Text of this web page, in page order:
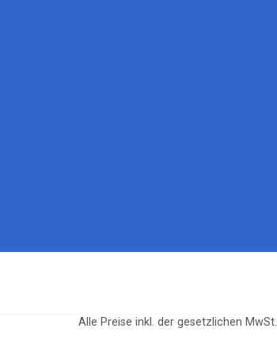
Alle Preise inkl. der gesetzlichen MwSt.